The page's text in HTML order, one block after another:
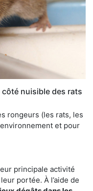
nuisible des rats
rongeurs (les rats, les
et pour
principale activité
portée. À l’aide de